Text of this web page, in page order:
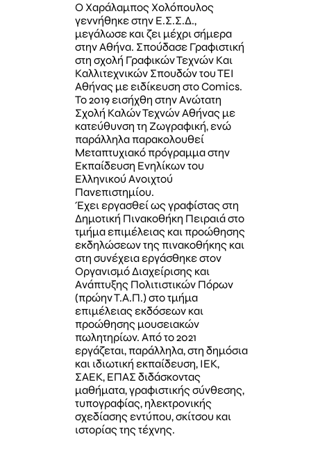
Ο Χαράλαμπος Χολόπουλος
γεννήθηκε στην Ε.Σ.Σ.Δ.,
μεγάλωσε και ζει μέχρι σήμερα
στην Αθήνα. Σπούδασε Γραφιστική
στη σχολή Γραφικών Τεχνών Και
Καλλιτεχνικών Σπουδών του ΤΕΙ
Αθήνας με ειδίκευση στο Comics.
Το 2019 εισήχθη στην Ανώτατη
Σχολή Καλών Τεχνών Αθήνας με
κατεύθυνση τη Ζωγραφική, ενώ
παράλληλα παρακολουθεί
Μεταπτυχιακό πρόγραμμα στην
Εκπαίδευση Ενηλίκων του
Ελληνικού Ανοιχτού
Πανεπιστημίου.
Έχει εργασθεί ως γραφίστας στη
Δημοτική Πινακοθήκη Πειραιά στο
τμήμα επιμέλειας και προώθησης
εκδηλώσεων της πινακοθήκης και
στη συνέχεια εργάσθηκε στον
Οργανισμό Διαχείρισης και
Ανάπτυξης Πολιτιστικών Πόρων
(πρώην Τ.Α.Π.) στο τμήμα
επιμέλειας εκδόσεων και
προώθησης μουσειακών
πωλητηρίων. Από το 2021
εργάζεται, παράλληλα, στη δημόσια
και ιδιωτική εκπαίδευση, ΙΕΚ,
ΣΑΕΚ, ΕΠΑΣ διδάσκοντας
μαθήματα, γραφιστικής σύνθεσης,
τυπογραφίας, ηλεκτρονικής
σχεδίασης εντύπου, σκίτσου και
ιστορίας της τέχνης.